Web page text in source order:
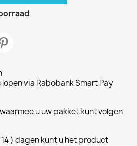
via Rabobank Smart Pay
u uw pakket kunt volgen
) dagen kunt u het product